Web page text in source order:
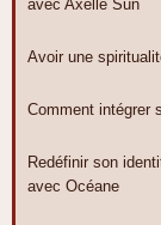
avec Axelle Sun
Avoir une
Comment intégrer
Redéfinir son
avec Océane